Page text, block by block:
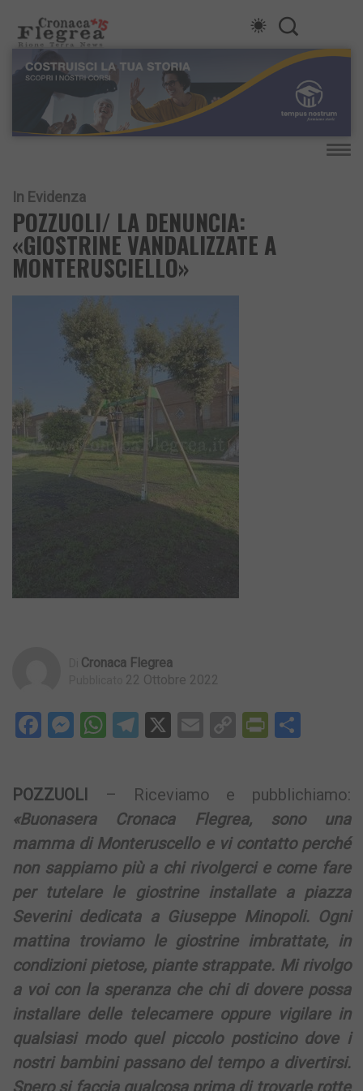
In Evidenza
POZZUOLI/ LA DENUNCIA:
«GIOSTRINE VANDALIZZATE A
MONTERUSCIELLO»
Cronaca Flegrea
22 Ottobre 2022
Facebook
Messenger
WhatsApp
Telegram
X EmailCopy
POZZUOLI
– Riceviamo e pubblichiamo:
«Buonasera Cronaca Flegrea, sono una
mamma di Monteruscello e vi contatto perché
non sappiamo più a chi rivolgerci e come fare
per tutelare le giostrine installate a piazza
Severini dedicata a Giuseppe Minopoli. Ogni
mattina troviamo le giostrine imbrattate, in
condizioni pietose, piante strappate. Mi rivolgo
a voi con la speranza che chi di dovere possa
installare delle telecamere oppure vigilare in
qualsiasi modo quel piccolo posticino dove i
nostri bambini passano del tempo a divertirsi.
Spero si faccia qualcosa prima di trovarle rotte